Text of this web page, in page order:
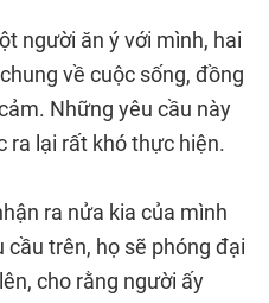
người ăn ý với mình, hai
về cuộc sống, đồng
Những yêu cầu này
ra lại rất khó thực hiện.
ra nửa kia của mình
trên, họ sẽ phóng đại
cho rằng người ấy